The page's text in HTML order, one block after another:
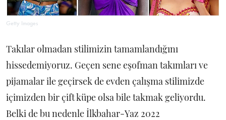
Getty Images
Takılar olmadan stilimizin tamamlandığını
hissedemiyoruz. Geçen sene eşofman takımları ve
pijamalar ile geçirsek de evden çalışma stilimizde
içimizden bir çift küpe olsa bile takmak geliyordu.
Belki de bu nedenle İlkbahar-Yaz 2022